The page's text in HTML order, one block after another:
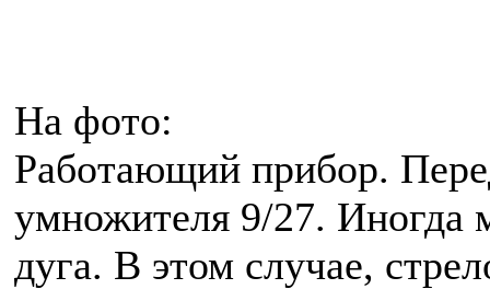
На фото:
Работающий прибор.
умножителя 9/27. Иногда
дуга. В этом случае,